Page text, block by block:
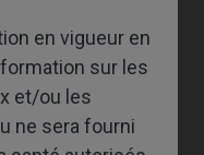
en vigueur en
sur les
et/ou les
ne sera fourni